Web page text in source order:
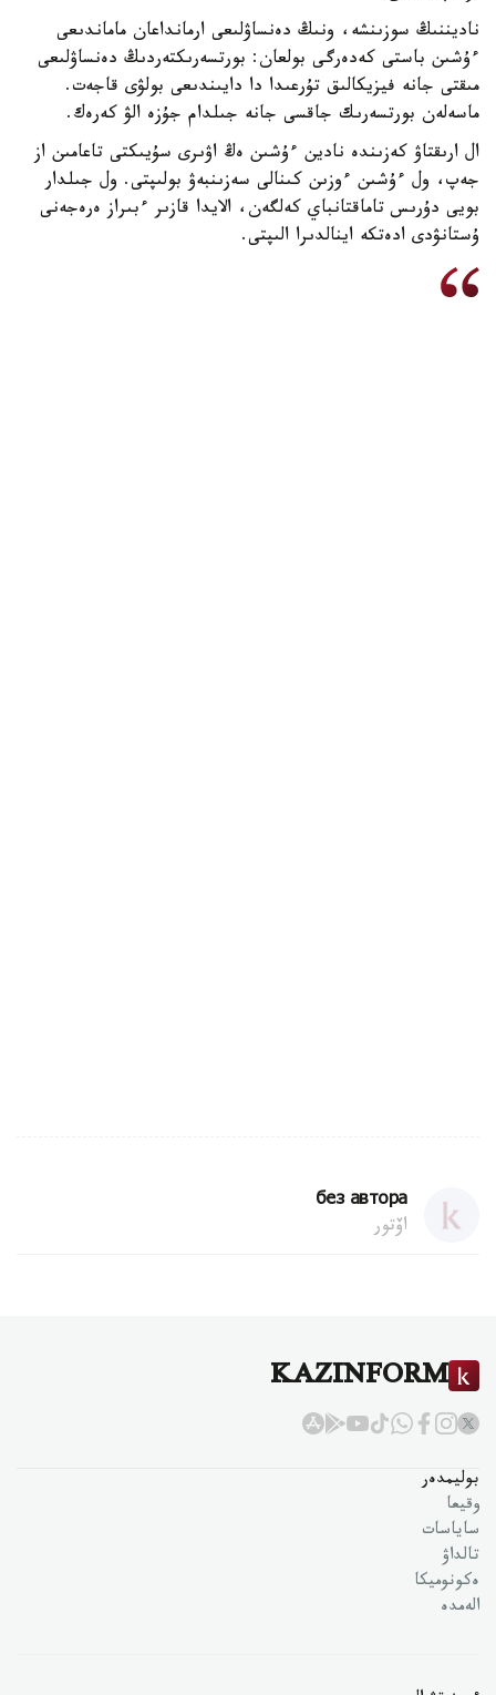
ناديننىڭ سوزىنشە، ونىڭ دەنساۋلىعى ارمانداعان ماماندىعى
ءۇشىن باستى كەدەرگى بولعان: بورتسەرىكتەردىڭ دەنساۋلىعى
مىقتى جانە فيزيكالىق تۇرعىدا دا دايىندىعى بولۋى قاجەت.
ماسەلەن بورتسەرىك جاقسى جانە جىلدام جۇزە الۋ كەرەك.
ال ارىقتاۋ كەزىندە نادين ءۇشىن ەڭ اۋىرى سۇيىكتى تاعامىن از
جەپ، ول ءۇشىن ءوزىن كىنالى سەزىنبەۋ بولىپتى. ول جىلدار
بويى دۇرىس تاماقتانباي كەلگەن، الايدا قازىر ءبىراز ەرەجەنى
ۇستانۋدى ادەتكە اينالدىرا الىپتى.
без автора
اۆتور
KAZINFORM
بوليمدەر
وقيعا
ساياسات
تالداۋ
ەكونوميكا
الەمدە